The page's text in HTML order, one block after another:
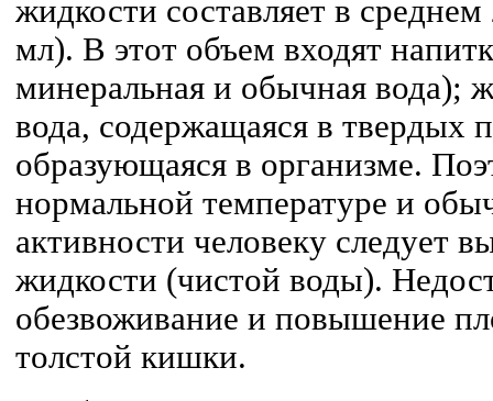
жидкости составляет в
мл). В этот объем входят
минеральная и обычная вода);
вода, содержащаяся в твердых
образующаяся в организме.
нормальной температуре и
активности человеку следует
жидкости (чистой воды).
обезвоживание и повышение
толстой кишки.